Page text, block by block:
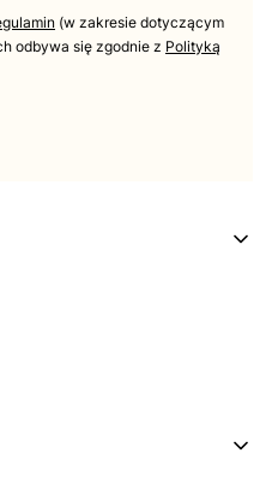
(w zakresie dotyczącym
odbywa się zgodnie z Polityką